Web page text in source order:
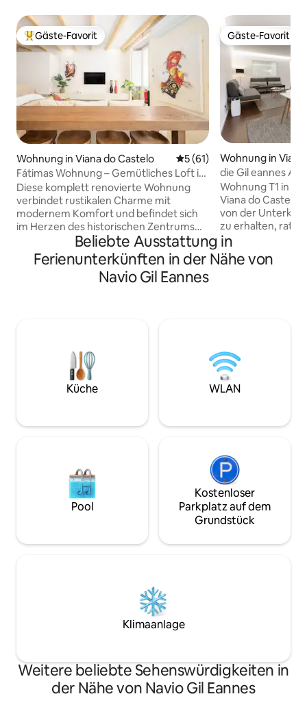
Beliebter Gäste-Favorit.
Gäste-Favorit
Wohnung in Viana do Castelo Durchschnittliche
5 (61)
Fátimas Wohnung – Gemütliches Loft in
der Altstadt von Viana
Diese komplett renovierte Wohnung
verbindet rustikalen Charme mit
modernem Komfort und befindet sich
im Herzen des historischen Zentrums
von Viana do Castelo – nur 200 Meter
vom Hauptplatz und 300 Meter von der
Fähre nach Praia do Cabedelo entfernt.
Mit traditionellen portugiesischen
Freunden oder Remote-Arbeit am Meer
hier bist, meine Wohnung ist ein idealer
Gäste-Favorit
Gäste-Favorit
Wohnung in
o
die Gil eannes
Wohnung T1 in
Viana do Castelo.
von der
zu erhalten, rate
anzusehen. Es
einem
Einzelbetten im
Fassade. Die
von Grund auf
Beliebte Ausstattung in
Ferienunterkünften in der Nähe von
Navio Gil Eannes
Küche WLAN
Pool
Kostenloser
Parkplatz auf dem
Grundstück
Klimaanlage
Weitere beliebte Sehenswürdigkeiten in
der Nähe von Navio Gil Eannes